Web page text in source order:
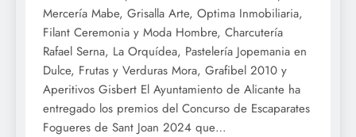
Mercería Mabe, Grisalla Arte, Optima Inmobiliaria,
Filant Ceremonia y Moda Hombre, Charcutería
Rafael Serna, La Orquídea, Pastelería Jopemania en
Dulce, Frutas y Verduras Mora, Grafibel 2010 y
Aperitivos Gisbert El Ayuntamiento de Alicante ha
entregado los premios del Concurso de Escaparates
Fogueres de Sant Joan 2024 que…